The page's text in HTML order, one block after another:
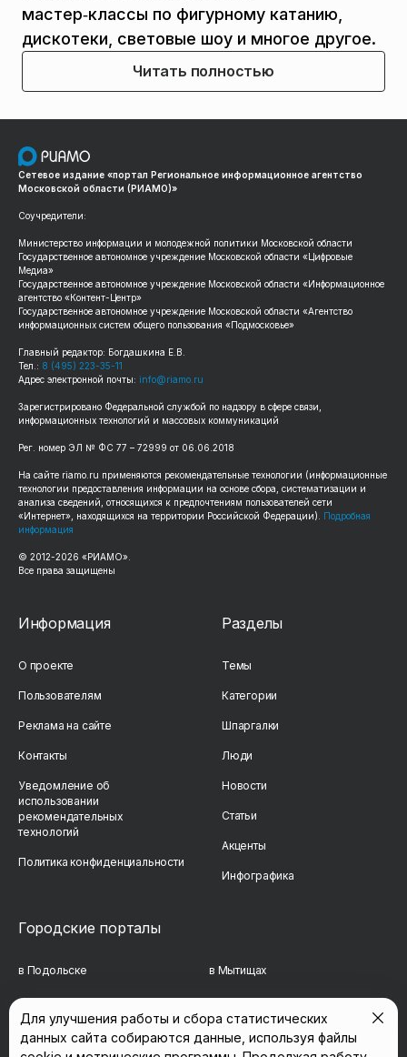
мастер‑классы по фигурному катанию,
дискотеки, световые шоу и многое другое.
Читать полностью
Сетевое издание «портал Региональное информационное агентство
Московской области (РИАМО)»
Соучредители:
Министерство информации и молодежной политики Московской области
Государственное автономное учреждение Московской области «Цифровые
Медиа»
Государственное автономное учреждение Московской области «Информационное
агентство «Контент-Центр»
Государственное автономное учреждение Московской области «Агентство
информационных систем общего пользования «Подмосковье»
Главный редактор: Богдашкина Е.В.
Тел.: 8 (495) 223-35-11
Адрес электронной почты: info@riamo.ru
Зарегистрировано Федеральной службой по надзору в сфере связи,
информационных технологий и массовых коммуникаций
Рег. номер ЭЛ № ФС 77 – 72999 от 06.06.2018
На сайте riamo.ru применяются рекомендательные технологии (информационные
технологии предоставления информации на основе сбора, систематизации и
анализа сведений, относящихся к предпочтениям пользователей сети
«Интернет», находящихся на территории Российской Федерации). Подробная
информация
© 2012-2026 «РИАМО».
Все права защищены
Информация
О проекте
Пользователям
Реклама на сайте
Контакты
Уведомление об
использовании
рекомендательных
технологий
Политика конфиденциальности
Разделы
Темы
Категории
Шпаргалки
Люди
Новости
Статьи
Акценты
Инфографика
Городские порталы
в Подольске в Мытищах
в Сергиевом Посаде в Люберцах
Для улучшения работы и сбора статистических
данных сайта собираются данные, используя файлы